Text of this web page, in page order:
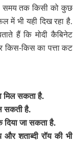
समय तक किसी को कुछ
में भी यही दिख रहा है.
हैं कि मोदी कैबिनेट
किस का पत्ता कट
मिल सकता है.
सकती है.
जा सकता है.
शताब्दी रॉय की भी